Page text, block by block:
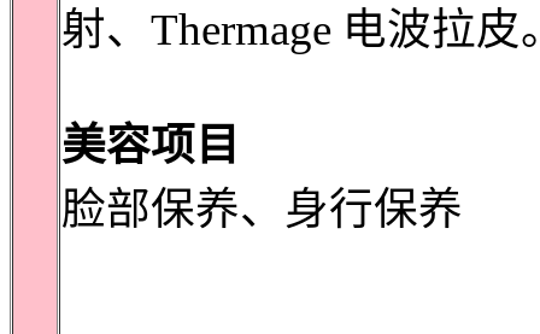
射、Thermage 电波拉
美容项目
脸部保养、身行保养